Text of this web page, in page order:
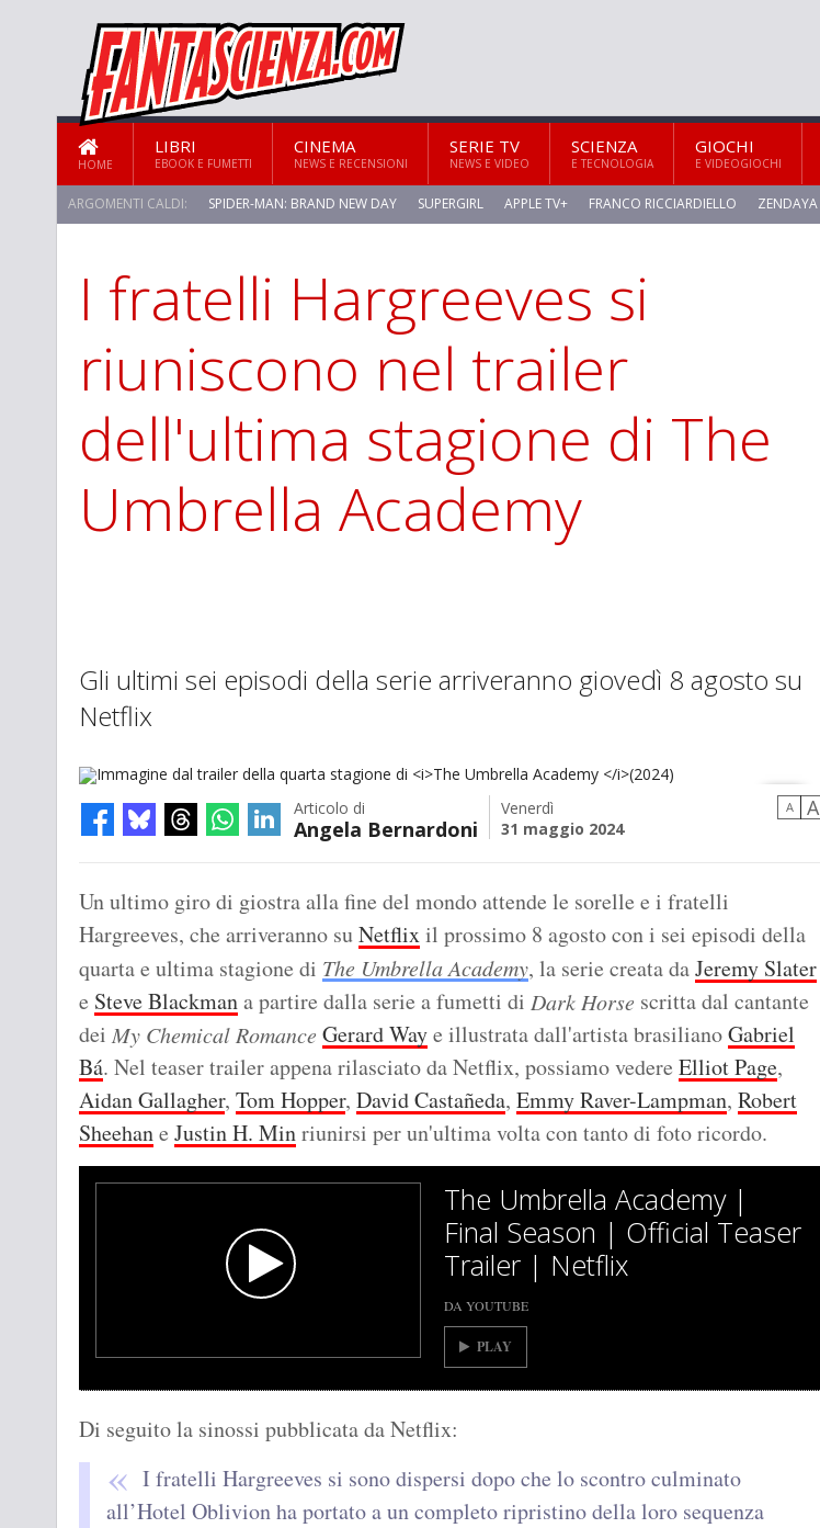
HOME
LIBRI
EBOOK E FUMETTI
CINEMA
NEWS E RECENSIONI
SERIE TV
NEWS E VIDEO
SCIENZA
E TECNOLOGIA
GIOCHI
E VIDEOGIOCHI
ARGOMENTI CALDI: SPIDER-MAN: BRAND NEW DAY SUPERGIRL APPLE TV+ FRANCO RICCIARDIELLO ZENDAYA
STAR TREK: STRANGE NEW WORLDS
I fratelli Hargreeves si
riuniscono nel trailer
dell'ultima stagione di The
Umbrella Academy
Gli ultimi sei episodi della serie arriveranno giovedì 8 agosto su
Netflix
Articolo di
Angela Bernardoni
Venerdì
31 maggio 2024
A A
Un ultimo giro di giostra alla fine del mondo attende le sorelle e i fratelli
Hargreeves, che arriveranno suNetflixil prossimo 8 agosto con i sei episodi della
quarta e ultima stagione di The Umbrella Academy, la serie creata daJeremy Slater
e Steve Blackmana partire dalla serie a fumetti di Dark Horse scritta dal cantante
dei My Chemical Romance Gerard Waye illustrata dall'artista brasilianoGabriel
Bá. Nel teaser trailer appena rilasciato da Netflix, possiamo vedere Elliot Page,
Aidan Gallagher, Tom Hopper, David Castañeda, Emmy Raver-Lampman, Robert
Sheehane Justin H. Minriunirsi per un'ultima volta con tanto di foto ricordo.
The Umbrella Academy |
Final Season | Official Teaser
Trailer | Netflix
DA YOUTUBE
PLAY
Di seguito la sinossi pubblicata da Netflix:
I fratelli Hargreeves si sono dispersi dopo che lo scontro culminato
all’Hotel Oblivion ha portato a un completo ripristino della loro sequenza